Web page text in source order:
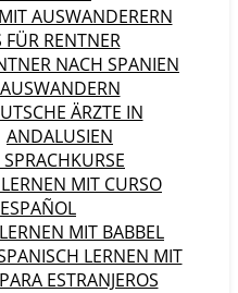
AUSWANDERERN
FÜR RENTNER
NACH SPANIEN
AUSWANDERN
ÄRZTE IN
ANDALUSIEN
MIT CURSO
ESPAÑOL
MIT BABBEL
LERNEN MIT
ESTRANJEROS